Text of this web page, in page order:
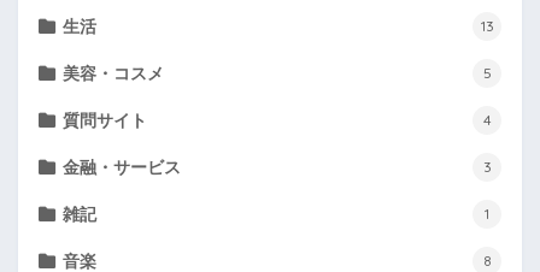
生活 13
美容・コスメ 5
質問サイト 4
金融・サービス 3
雑記 1
音楽 8